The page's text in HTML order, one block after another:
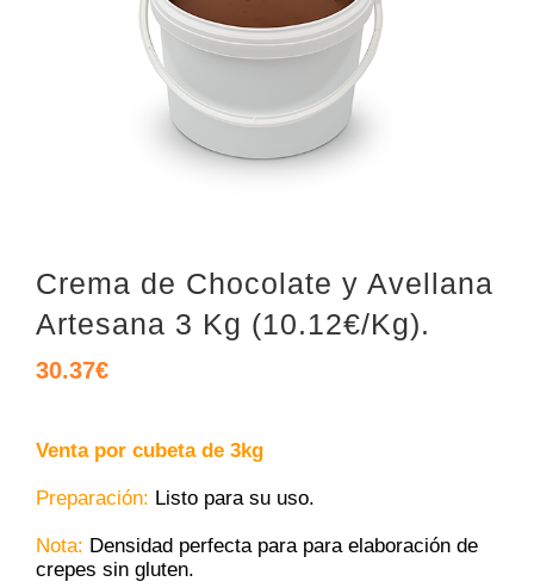
Crema de Chocolate y Avellana
Artesana 3 Kg (10.12€/Kg).
30.37€
Venta por cubeta de 3kg
Preparación: Listo para su uso.
Nota: Densidad perfecta para para elaboración de
crepes sin gluten.